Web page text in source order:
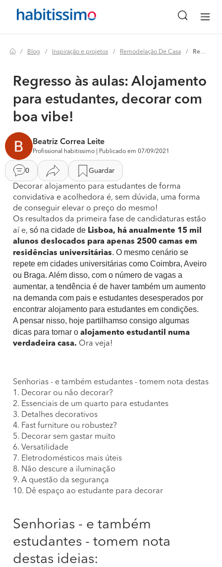
Blog Inspiração e projetos Remodelação De Casa Regresso às aulas: alojamento para estudantes, decorar com boa vibe!
Regresso às aulas: Alojamento
para estudantes, decorar com
boa vibe!
Beatriz Correa Leite
Profissional habitissimo | Publicado em 07/09/2021
0 Guardar
Decorar alojamento para estudantes de forma
convidativa e acolhedora é, sem dúvida, uma forma
de conseguir elevar o preço do mesmo!
Os resultados da primeira fase de candidaturas estão
aí e, só na cidade de Lisboa, há anualmente 15 mil
alunos deslocados para apenas 2500 camas em
residências universitárias. O mesmo cenário se
repete em cidades universitárias como Coimbra, Aveiro
ou Braga. Além disso, com o número de vagas a
aumentar, a tendência é de haver também um aumento
na demanda com pais e estudantes desesperados por
encontrar alojamento para estudantes em condições.
A pensar nisso, hoje partilhamso consigo algumas
dicas para tornar o alojamento estudantil numa
verdadeira casa. Ora veja!
Senhorias - e também estudantes - tomem nota destas
1. Decorar ou não decorar?
2. Essenciais de um quarto para estudantes
3. Detalhes decorativos
4. Fast furniture ou robustez?
5. Decorar sem gastar muito
6. Versatilidade
7. Eletrodomésticos mais úteis
8. Não descure a iluminação
9. A questão da segurança
10. Dê espaço ao estudante para decorar
Senhorias - e também
estudantes - tomem nota
destas ideias: